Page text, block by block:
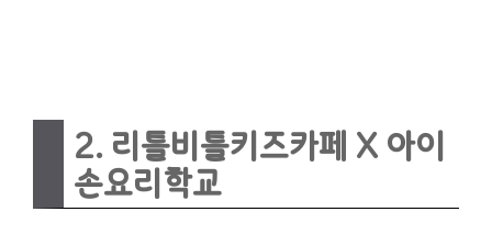
2. 리틀비틀키즈카페 X 아이
손요리학교